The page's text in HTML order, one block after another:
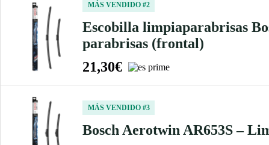
MÁS VENDIDO #2
Escobilla limpiaparabrisas
parabrisas (frontal)
21,30€
MÁS VENDIDO #3
Bosch Aerotwin AR653S –